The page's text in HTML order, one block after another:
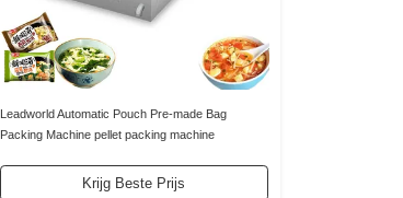
Leadworld Automatic Pouch Pre-made Bag
Packing Machine pellet packing machine
Krijg Beste Prijs